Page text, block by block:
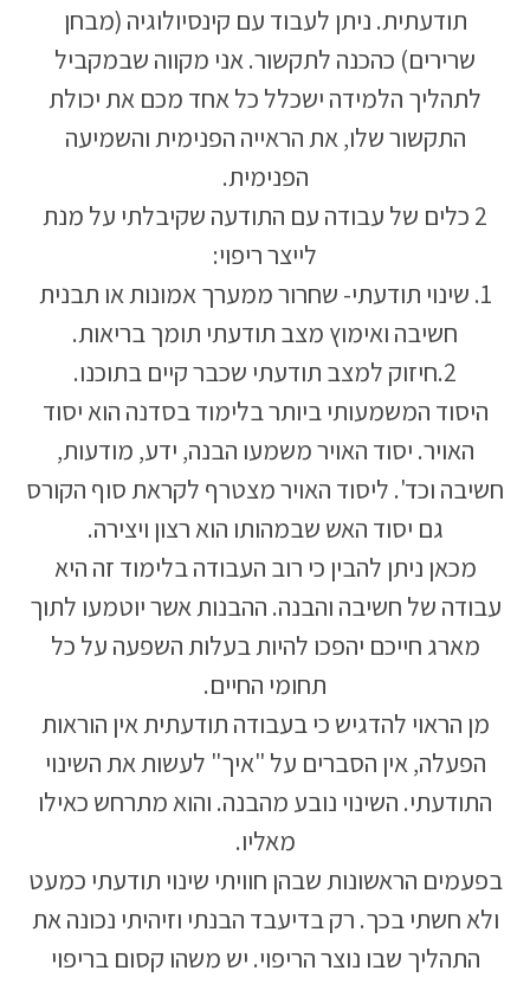
תודעתית. ניתן לעבוד עם קינסיולוגיה (מבחן
שרירים) כהכנה לתקשור. אני מקווה שבמקביל
לתהליך הלמידה ישכלל כל אחד מכם את יכולת
התקשור שלו, את הראייה הפנימית והשמיעה
הפנימית.
2 כלים של עבודה עם התודעה שקיבלתי על מנת
לייצר ריפוי:
1. שינוי תודעתי- שחרור ממערך אמונות או תבנית
חשיבה ואימוץ מצב תודעתי תומך בריאות.
2.חיזוק למצב תודעתי שכבר קיים בתוכנו.
היסוד המשמעותי ביותר בלימוד בסדנה הוא יסוד
האויר. יסוד האויר משמעו הבנה, ידע, מודעות,
חשיבה וכד'. ליסוד האויר מצטרף לקראת סוף הקורס
גם יסוד האש שבמהותו הוא רצון ויצירה.
מכאן ניתן להבין כי רוב העבודה בלימוד זה היא
עבודה של חשיבה והבנה. ההבנות אשר יוטמעו לתוך
מארג חייכם יהפכו להיות בעלות השפעה על כל
תחומי החיים.
מן הראוי להדגיש כי בעבודה תודעתית אין הוראות
הפעלה, אין הסברים על "איך" לעשות את השינוי
התודעתי. השינוי נובע מהבנה. והוא מתרחש כאילו
מאליו.
בפעמים הראשונות שבהן חוויתי שינוי תודעתי כמעט
ולא חשתי בכך. רק בדיעבד הבנתי וזיהיתי נכונה את
התהליך שבו נוצר הריפוי. יש משהו קסום בריפוי